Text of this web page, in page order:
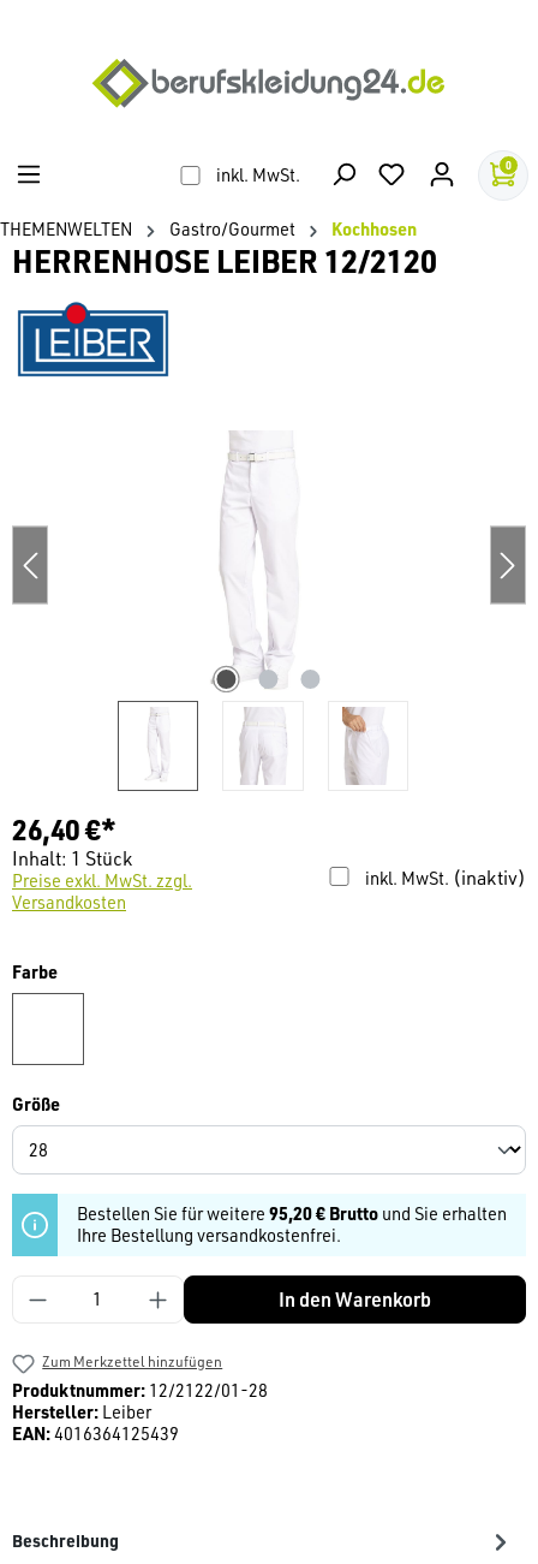
inkl. MwSt. 0
THEMENWELTEN Gastro/Gourmet Kochhosen
HERRENHOSE LEIBER 12/2120
26,40 €*
Inhalt: 1 Stück
inkl. MwSt. (inaktiv)
Preise exkl. MwSt. zzgl.
Versandkosten
Farbeauswählen
Größeauswählen
Bestellen Sie für weitere 95,20 € Brutto und Sie erhalten
Ihre Bestellung versandkostenfrei.
Produkt Anzahl: Gib den gewünschten Wert
In den Warenkorb
Zum Merkzettel hinzufügen
Produktnummer: 12/2122/01-28
Hersteller: Leiber
EAN:4016364125439
Beschreibung